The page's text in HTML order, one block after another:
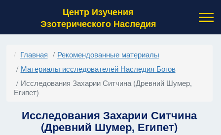
Центр Изучения
Эзотерического Наследия
Главная
Рекомендованные материалы
Материалы исследователей Наследия Богов
Исследования Захарии Ситчина (Древний Шумер,
Египет)
Исследования Захарии Ситчина
(Древний Шумер, Египет)